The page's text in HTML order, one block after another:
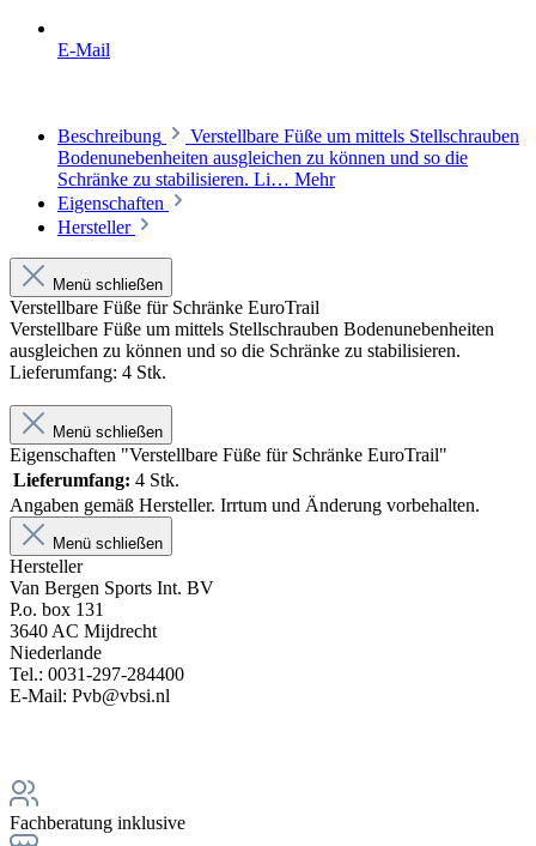
E-Mail
Beschreibung
Verstellbare Füße um mittels Stellschrauben
Bodenunebenheiten ausgleichen zu können und so die
Schränke zu stabilisieren. Li… Mehr
Eigenschaften
Hersteller
Menü schließen
Verstellbare Füße für Schränke EuroTrail
Verstellbare Füße um mittels Stellschrauben Bodenunebenheiten
ausgleichen zu können und so die Schränke zu stabilisieren.
Lieferumfang: 4 Stk.
Menü schließen
Eigenschaften "Verstellbare Füße für Schränke EuroTrail"
Lieferumfang: 4 Stk.
Angaben gemäß Hersteller. Irrtum und Änderung vorbehalten.
Menü schließen
Hersteller
Van Bergen Sports Int. BV
P.o. box 131
3640 AC Mijdrecht
Niederlande
Tel.: 0031-297-284400
E-Mail: Pvb@vbsi.nl
Fachberatung inklusive